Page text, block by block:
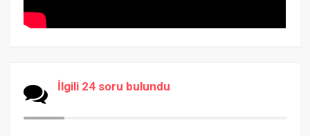
İlgili 24 soru bulundu